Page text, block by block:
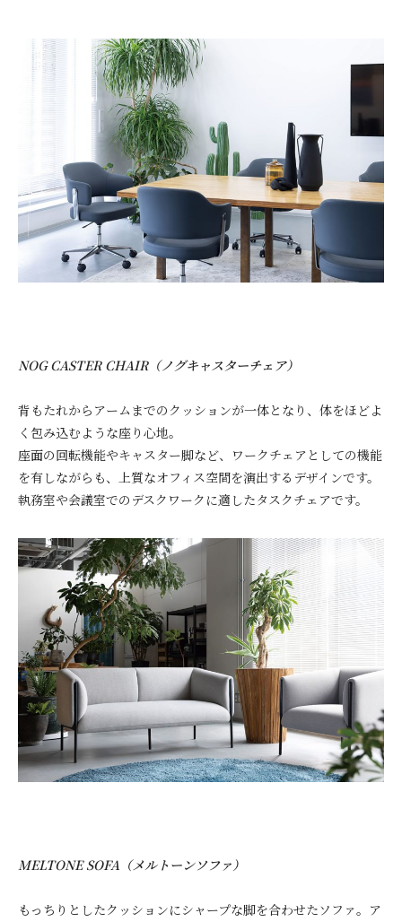
NOG CASTER CHAIR（ノグキャスターチェア）
背もたれからアームまでのクッションが一体となり、体をほどよ
く包み込むような座り心地。
座面の回転機能やキャスター脚など、ワークチェアとしての機能
を有しながらも、上質なオフィス空間を演出するデザインです。
執務室や会議室でのデスクワークに適したタスクチェアです。
MELTONE SOFA （メルトーンソファ）
もっちりとしたクッションにシャープな脚を合わせたソファ。 ア